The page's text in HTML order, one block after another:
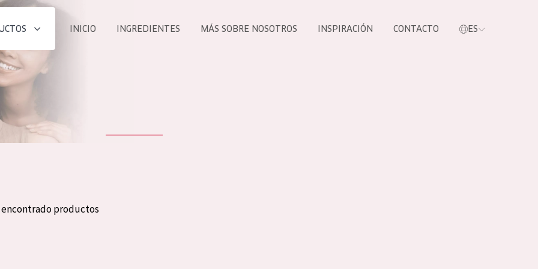
INICIO INGREDIENTES MÁS SOBRE NOSOTROS INSPIRACIÓN CONTACTO ES
encontrado productos